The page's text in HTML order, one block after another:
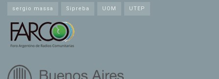
sergio massa Sipreba UOM UTEP